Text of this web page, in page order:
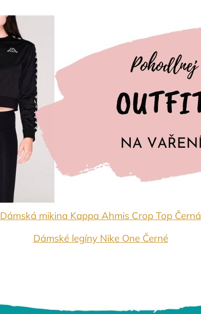
Dámská mikina Kappa Ahmis Crop Top Černá
Dámské legíny Nike One Černé